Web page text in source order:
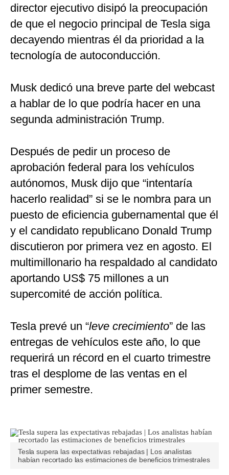
director ejecutivo disipó la preocupación
de que el negocio principal de Tesla siga
decayendo mientras él da prioridad a la
tecnología de autoconducción.
Musk dedicó una breve parte del webcast
a hablar de lo que podría hacer en una
segunda administración Trump.
Después de pedir un proceso de
aprobación federal para los vehículos
autónomos, Musk dijo que “intentaría
hacerlo realidad” si se le nombra para un
puesto de eficiencia gubernamental que él
y el candidato republicano Donald Trump
discutieron por primera vez en agosto. El
multimillonario ha respaldado al candidato
aportando US$ 75 millones a un
supercomité de acción política.
Tesla prevé un “leve crecimiento” de las
entregas de vehículos este año, lo que
requerirá un récord en el cuarto trimestre
tras el desplome de las ventas en el
primer semestre.
Tesla supera las expectativas rebajadas | Los analistas
habían recortado las estimaciones de beneficios trimestrales